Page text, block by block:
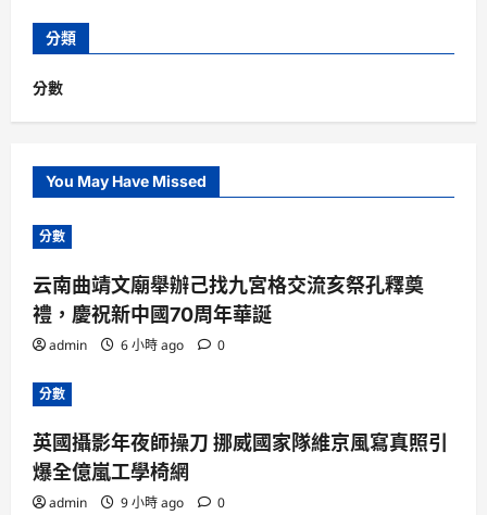
分類
分數
You May Have Missed
分數
云南曲靖文廟舉辦己找九宮格交流亥祭孔釋奠
禮，慶祝新中國70周年華誕
admin 6 小時 ago 0
分數
英國攝影年夜師操刀 挪威國家隊維京風寫真照引
爆全億嵐工學椅網
admin 9 小時 ago 0